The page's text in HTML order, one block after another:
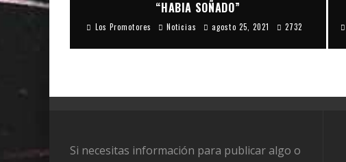
“HABIA SOÑADO”
Los Promotores Noticias agosto 25, 2021 2732
Si necesitas información para publicar algo o